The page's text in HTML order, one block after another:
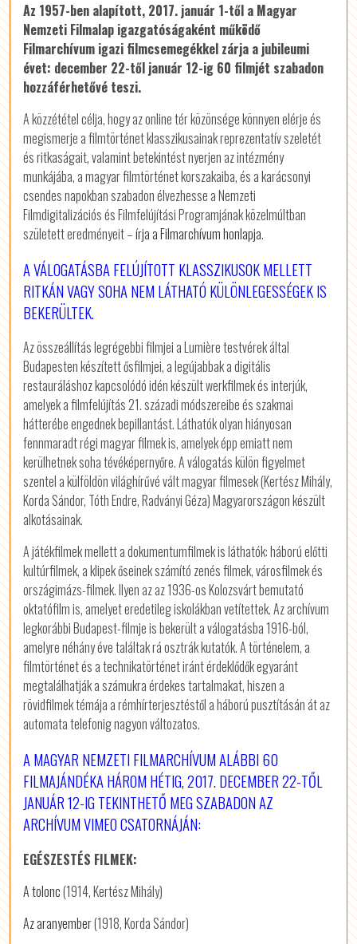
Az 1957-ben alapított, 2017. január 1-től a Magyar
Nemzeti Filmalap igazgatóságaként működő
Filmarchívum igazi filmcsemegékkel zárja a jubileumi
évet: december 22-től január 12-ig 60 filmjét szabadon
hozzáférhetővé teszi.
A közzététel célja, hogy az online tér közönsége könnyen elérje és
megismerje a filmtörténet klasszikusainak reprezentatív szeletét
és ritkaságait, valamint betekintést nyerjen az intézmény
munkájába, a magyar filmtörténet korszakaiba, és a karácsonyi
csendes napokban szabadon élvezhesse a Nemzeti
Filmdigitalizációs és Filmfelújítási Programjának közelmúltban
született eredményeit –írja a Filmarchívum honlapja.
A VÁLOGATÁSBA FELÚJÍTOTT KLASSZIKUSOK MELLETT
RITKÁN VAGY SOHA NEM LÁTHATÓ KÜLÖNLEGESSÉGEK IS
BEKERÜLTEK.
Az összeállítás legrégebbi filmjei a Lumière testvérek által
Budapesten készített ősfilmjei, a legújabbak a digitális
restauráláshoz kapcsolódó idén készült werkfilmek és interjúk,
amelyek a filmfelújítás 21. századi módszereibe és szakmai
hátterébe engednek bepillantást. Láthatók olyan hiányosan
fennmaradt régi magyar filmek is, amelyek épp emiatt nem
kerülhetnek soha tévéképernyőre. A válogatás külön figyelmet
szentel a külföldön világhírűvé vált magyar filmesek (Kertész Mihály,
Korda Sándor, Tóth Endre, Radványi Géza) Magyarországon készült
alkotásainak.
A játékfilmek mellett a dokumentumfilmek is láthatók: háború előtti
kultúrfilmek, a klipek őseinek számító zenés filmek, városfilmek és
országimázs-filmek. Ilyen az az 1936-os Kolozsvárt bemutató
oktatófilm is, amelyet eredetileg iskolákban vetítettek. Az archívum
legkorábbi Budapest-filmje is bekerült a válogatásba 1916-ból,
amelyre néhány éve találtak rá osztrák kutatók. A történelem, a
filmtörténet és a technikatörténet iránt érdeklődők egyaránt
megtalálhatják a számukra érdekes tartalmakat, hiszen a
rövidfilmek témája a rémhírterjesztéstől a háború pusztításán át az
automata telefonig nagyon változatos.
A MAGYAR NEMZETI FILMARCHÍVUM ALÁBBI 60
FILMAJÁNDÉKA HÁROM HÉTIG, 2017. DECEMBER 22-TŐL
JANUÁR 12-IG TEKINTHETŐ MEG SZABADON AZ
ARCHÍVUM VIMEO CSATORNÁJÁN:
EGÉSZESTÉS FILMEK:
A tolonc(1914, Kertész Mihály)
Az aranyember(1918, Korda Sándor)